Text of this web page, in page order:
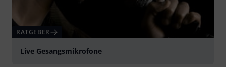
RATGEBER
Live Gesangsmikrofone